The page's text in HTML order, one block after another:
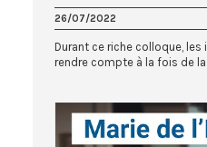
26/07/2022
Durant ce riche colloque,
rendre compte à la fois de